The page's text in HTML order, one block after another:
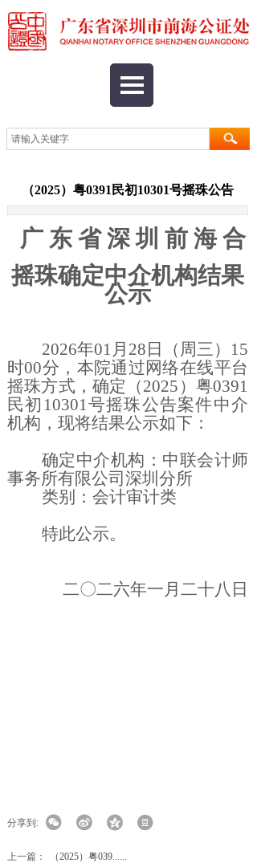
（2025）粤0391民初10301号摇珠公告
广 东 省 深 圳 前 海 合
摇珠确定中介机构结果
公示
2026年01 月28 日（周三）15
时00分，本院通过网络在线平台
摇珠方式，确定（2025）粤0391
民初10301号摇珠公告案件中介
机构，现将结果公示如下：
确定中介机构：中联会计师
事务所有限公司深圳分所
类别：会计审计类
特此公示。
二〇二六年一月二十八 日
分享到:
上一篇：
（2025）粤039......